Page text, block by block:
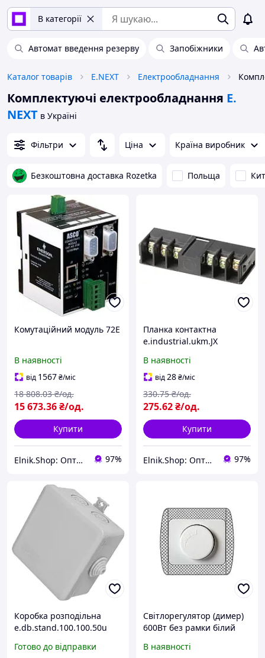
В категорії
Автомат введення резерву Запобіжники
Каталог товарів E.NEXT Електрообладнання
Комплектуючі електрообладнання E.
NEXT в Україні
Фільтри Ціна Країна виробник
Безкоштовна доставка Rozetka Польща
Комутаційний модуль 72E
В наявності
від 1567₴/міс
15 673.36₴/од.
18 808.03 ₴/од.
Купити
Elnik.Shop: Оптово-роздрібна компанія 97%
Планка контактна
e.industrial.ukm.JX
В наявності
від28₴/міс
275.62₴/од.
330.75 ₴/од.
Купити
Elnik.Shop: Оптово-роздрібна компанія 97%
Коробка розподільна
e.db.stand.100.100.50u
Готово до відправки
Світлорегулятор (димер)
600Вт без рамки білий
e.install.standart.816-d600
В наявності